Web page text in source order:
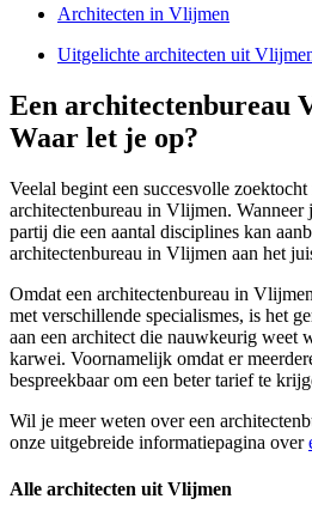
Architecten in Vlijmen
Uitgelichte architecten uit
Een architectenbureau
Waar let je op?
Veelal begint een succesvolle
architectenbureau in Vlijmen. Wanneer
partij die een aantal disciplines kan
architectenbureau in Vlijmen aan het
Omdat een architectenbureau in
met verschillende specialismes, is het
aan een architect die nauwkeurig
karwei. Voornamelijk omdat er
bespreekbaar om een beter tarief te
Wil je meer weten over een
onze uitgebreide informatiepagina over
Alle architecten uit Vlijmen